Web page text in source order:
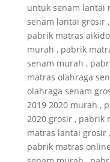
untuk senam lantai
senam lantai grosir
pabrik matras
murah , pabrik
senam murah ,
matras olahraga
olahraga senam
2019 2020 murah ,
2020 grosir , pabrik
matras lantai grosir
pabrik matras